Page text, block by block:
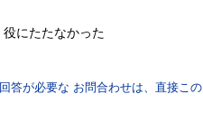
役にたたなかった
答が必要な お問合わせは、直接この